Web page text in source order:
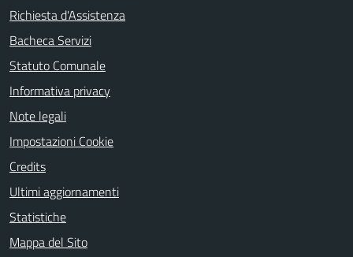
Richiesta d'Assistenza
Bacheca Servizi
Statuto Comunale
Informativa privacy
Note legali
Impostazioni Cookie
Credits
Ultimi aggiornamenti
Statistiche
Mappa del Sito